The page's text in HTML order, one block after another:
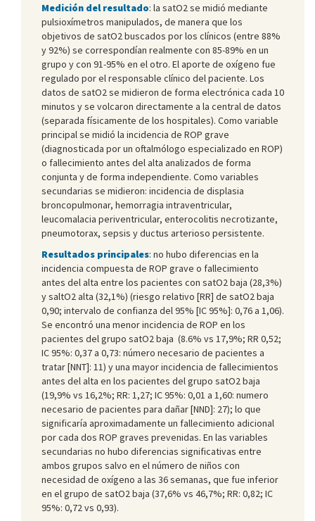
Medición del resultado: la satO2 se midió mediante
pulsioxímetros manipulados, de manera que los
objetivos de satO2 buscados por los clínicos (entre 88%
y 92%) se correspondían realmente con 85-89% en un
grupo y con 91-95% en el otro. El aporte de oxígeno fue
regulado por el responsable clínico del paciente. Los
datos de satO2 se midieron de forma electrónica cada 10
minutos y se volcaron directamente a la central de datos
(separada físicamente de los hospitales). Como variable
principal se midió la incidencia de ROP grave
(diagnosticada por un oftalmólogo especializado en ROP)
o fallecimiento antes del alta analizados de forma
conjunta y de forma independiente. Como variables
secundarias se midieron: incidencia de displasia
broncopulmonar, hemorragia intraventricular,
leucomalacia periventricular, enterocolitis necrotizante,
pneumotorax, sepsis y ductus arterioso persistente.
Resultados principales: no hubo diferencias en la
incidencia compuesta de ROP grave o fallecimiento
antes del alta entre los pacientes con satO2 baja (28,3%)
y saltO2 alta (32,1%) (riesgo relativo [RR] de satO2 baja
0,90; intervalo de confianza del 95% [IC 95%]: 0,76 a 1,06).
Se encontró una menor incidencia de ROP en los
pacientes del grupo satO2 baja (8.6% vs 17,9%; RR 0,52;
IC 95%: 0,37 a 0,73: número necesario de pacientes a
tratar [NNT]: 11) y una mayor incidencia de fallecimientos
antes del alta en los pacientes del grupo satO2 baja
(19,9% vs 16,2%; RR: 1,27; IC 95%: 0,01 a 1,60: numero
necesario de pacientes para dañar [NND]: 27); lo que
significaría aproximadamente un fallecimiento adicional
por cada dos ROP graves prevenidas. En las variables
secundarias no hubo diferencias significativas entre
ambos grupos salvo en el número de niños con
necesidad de oxígeno a las 36 semanas, que fue inferior
en el grupo de satO2 baja (37,6% vs 46,7%; RR: 0,82; IC
95%: 0,72 vs 0,93).